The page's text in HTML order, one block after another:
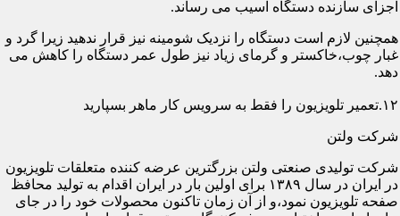
اجزای سازنده دستگاه آسیب می رساند.
همچنین لازم است دستگاه را نزدیک شومینه نیز قرار ندهید زیرا گرد و
غبار چوب،خاکستر و گرمای زیاد نیز طول عمر دستگاه را کاهش می
دهد.
۱۲.تعمیر تلویزیون را فقط به سرویس کار ماهر بسپارید
شرکت ولتن
شرکت تولیدی صنعتی ولتن بزرگترین عرضه کننده متعلقات تلویزیون
در ایران در سال ۱۳۸۹ برای اولین بار در ایران اقدام به تولید محافظ
صفحه تلویزیون نمود،و از آن زمان تاکنون محصولات خود را در جای